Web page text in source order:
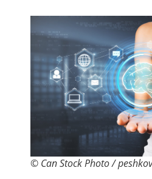
© Can Stock Photo / peshkov